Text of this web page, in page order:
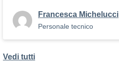
Francesca Michelucci
Personale tecnico
Vedi tutti